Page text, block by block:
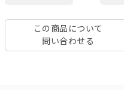
この商品について
問い合わせる